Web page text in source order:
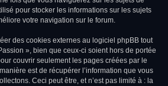
pour stocker les informations sur les sujets
votre navigation sur le forum.
des cookies externes au logiciel phpBB tout
», bien que ceux-ci soient hors de portée
couvrir seulement les pages créées par le
est de récupérer l’information que vous
Ceci peut être, et n’est pas limité à : la